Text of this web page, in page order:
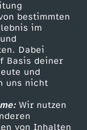
bestimmten
im
Dabei
Basis deiner
und
uns nicht
Wir nutzen
von Inhalten